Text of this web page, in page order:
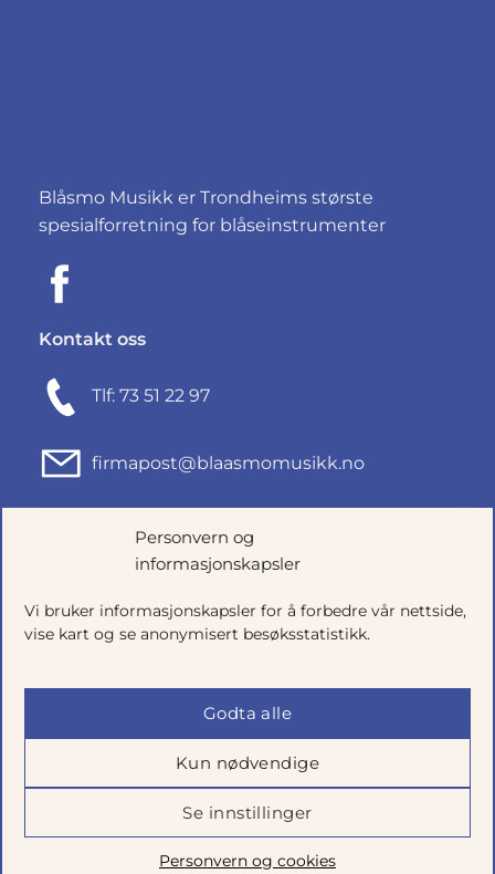
Personvern og
informasjonskapsler
Vi bruker informasjonskapsler for å forbedre vår nettside,
vise kart og se anonymisert besøksstatistikk.
Godta alle
Kun nødvendige
Se innstillinger
Personvern og cookies
Blåsmo Musikk er Trondheims største
spesialforretning for blåseinstrumenter
Kontakt oss
Tlf: 73 51 22 97
firmapost@blaasmomusikk.no
Fjordgata 46, 7010 TRONDHEIM
Salgsbetingelser|Personvern|Cookie-innstillinger
Utviklet avTalkto